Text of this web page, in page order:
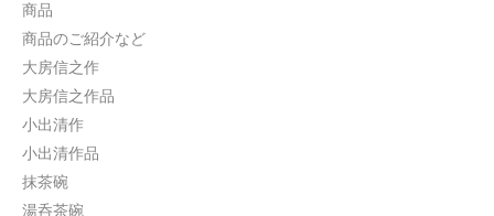
商品
商品のご紹介など
大房信之作
大房信之作品
小出清作
小出清作品
抹茶碗
湯呑茶碗